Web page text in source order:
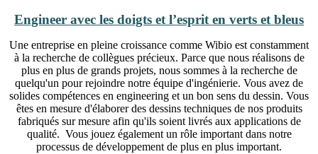
Engineer avec les doigts et l’esprit en verts et bleus
Une entreprise en pleine croissance comme Wibio est constamment
à la recherche de collègues précieux. Parce que nous réalisons de
plus en plus de grands projets, nous sommes à la recherche de
quelqu'un pour rejoindre notre équipe d'ingénierie. Vous avez de
solides compétences en engineering et un bon sens du dessin. Vous
êtes en mesure d'élaborer des dessins techniques de nos produits
fabriqués sur mesure afin qu'ils soient livrés aux applications de
qualité. Vous jouez également un rôle important dans notre
processus de développement de plus en plus important.